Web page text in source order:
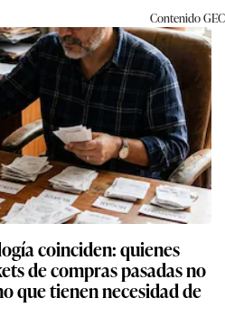
ContenidoGEC
coinciden: quienes
de compras pasadas no
que tienen necesidad de